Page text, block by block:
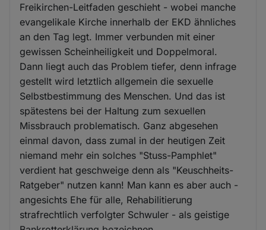
Freikirchen-Leitfaden geschieht - wobei manche
evangelikale Kirche innerhalb der EKD ähnliches
an den Tag legt. Immer verbunden mit einer
gewissen Scheinheiligkeit und Doppelmoral.
Dann liegt auch das Problem tiefer, denn infrage
gestellt wird letztlich allgemein die sexuelle
Selbstbestimmung des Menschen. Und das ist
spätestens bei der Haltung zum sexuellen
Missbrauch problematisch. Ganz abgesehen
einmal davon, dass zumal in der heutigen Zeit
niemand mehr ein solches "Stuss-Pamphlet"
verdient hat geschweige denn als "Keuschheits-
Ratgeber" nutzen kann! Man kann es aber auch -
angesichts Ehe für alle, Rehabilitierung
strafrechtlich verfolgter Schwuler - als geistige